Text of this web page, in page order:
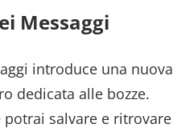
Messaggi
introduce una nuova
dedicata alle bozze.
potrai salvare e ritrovare